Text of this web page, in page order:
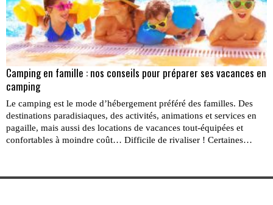
Camping en famille : nos conseils pour préparer ses vacances en
camping
Le camping est le mode d’hébergement préféré des familles. Des
destinations paradisiaques, des activités, animations et services en
pagaille, mais aussi des locations de vacances tout-équipées et
confortables à moindre coût… Difficile de rivaliser ! Certaines…